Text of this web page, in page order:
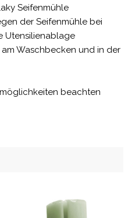
Seifenmühle
der Seifenmühle bei
Utensilienablage
Waschbecken und in der
beachten